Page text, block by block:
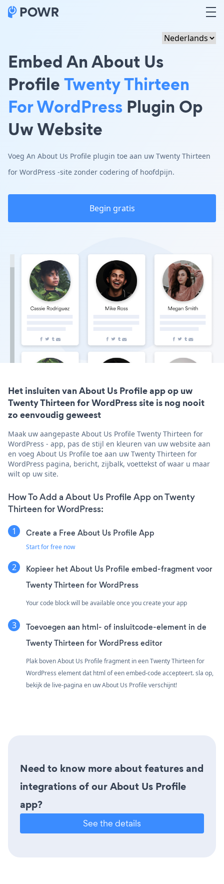
Embed An About Us
ProfileTwenty Thirteen
For WordPress Plugin Op
Uw Website
Voeg An About Us Profile plugin toe aan uw Twenty Thirteen
for WordPress -site zonder codering of hoofdpijn.
Begin gratis
Het insluiten van About Us Profile app op uw
Twenty Thirteen for WordPress site is nog nooit
zo eenvoudig geweest
Maak uw aangepaste About Us Profile Twenty Thirteen for
WordPress - app, pas de stijl en kleuren van uw website aan
en voeg About Us Profile toe aan uw Twenty Thirteen for
WordPress pagina, bericht, zijbalk, voettekst of waar u maar
wilt op uw site.
How To Add a About Us Profile App on Twenty
Thirteen for WordPress:
Create a Free About Us Profile App
Start for free now
Kopieer het About Us Profile embed-fragment voor
Twenty Thirteen for WordPress
Your code block will be available once you create your app
Toevoegen aan html- of insluitcode-element in de
Twenty Thirteen for WordPress editor
Plak boven About Us Profile fragment in een Twenty Thirteen for
WordPress element dat html of een embed-code accepteert. sla op,
bekijk de live-pagina en uw About Us Profile verschijnt!
Need to know more about features and
integrations of our About Us Profile
app?
See the details